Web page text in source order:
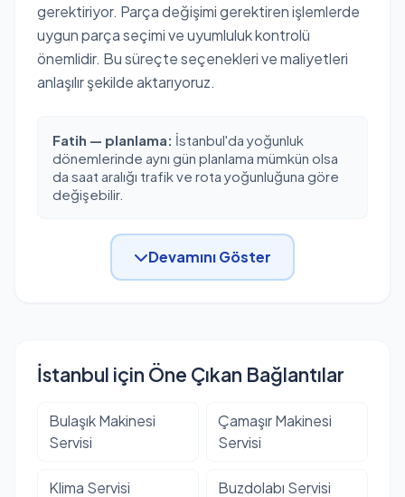
gerektiriyor. Parça değişimi gerektiren işlemlerde
uygun parça seçimi ve uyumluluk kontrolü
önemlidir. Bu süreçte seçenekleri ve maliyetleri
anlaşılır şekilde aktarıyoruz.
Fatih — planlama: İstanbul'da yoğunluk
dönemlerinde aynı gün planlama mümkün olsa
da saat aralığı trafik ve rota yoğunluğuna göre
değişebilir.
Devamını Göster
İstanbul için Öne Çıkan Bağlantılar
Bulaşık Makinesi
Servisi
Çamaşır Makinesi
Servisi
Klima Servisi Buzdolabı Servisi